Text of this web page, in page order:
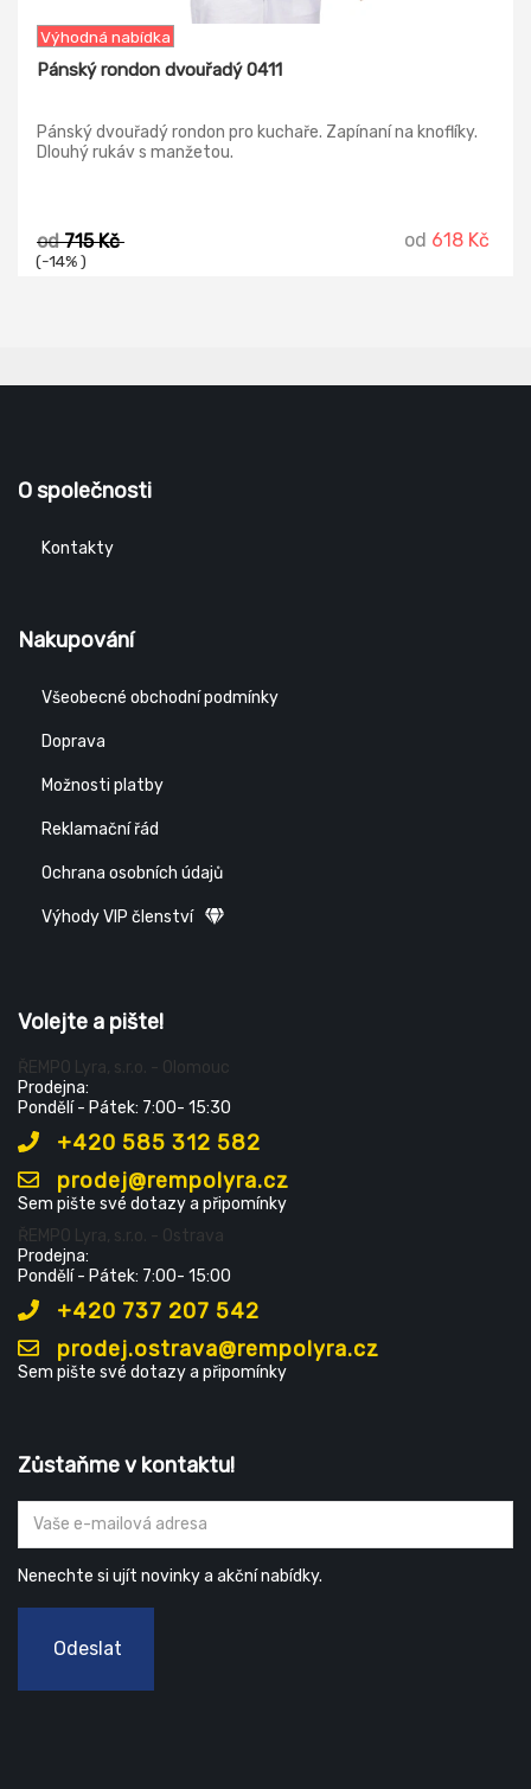
Výhodná nabídka
Pánský rondon dvouřadý 0411
Pánský dvouřadý rondon pro kuchaře. Zapínaní na knoflíky.
Dlouhý rukáv s manžetou.
od715 Kč
(-14% )
od 618 Kč
O společnosti
Kontakty
Nakupování
Všeobecné obchodní podmínky
Doprava
Možnosti platby
Reklamační řád
Ochrana osobních údajů
Výhody VIP členství
Volejte a pište!
ŘEMPO Lyra, s.r.o. - Olomouc
Prodejna:
Pondělí - Pátek: 7:00- 15:30
+420 585 312 582
prodej@rempolyra.cz
Sem pište své dotazy a připomínky
ŘEMPO Lyra, s.r.o. - Ostrava
Prodejna:
Pondělí - Pátek: 7:00- 15:00
+420 737 207 542
prodej.ostrava@rempolyra.cz
Sem pište své dotazy a připomínky
Zůstaňme v kontaktu!
Nenechte si ujít novinky a akční nabídky.
Odeslat